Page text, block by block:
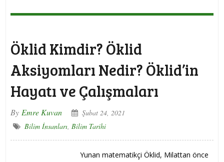
Öklid Kimdir? Öklid
Aksiyomları Nedir? Öklid’in
Hayatı ve Çalışmaları
By Emre Kuvan
Şubat 24, 2021
Bilim İnsanları, Bilim Tarihi
Yunan matematikçi Öklid, Milattan önce